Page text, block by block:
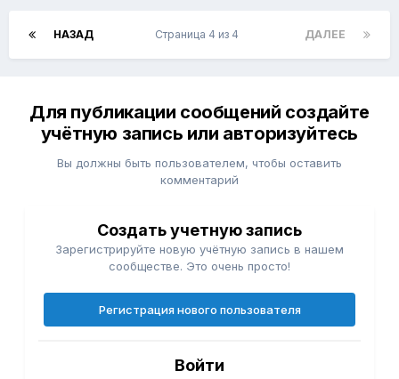
НАЗАД ДАЛЕЕ
Страница 4 из 4
Для публикации сообщений создайте
учётную запись или авторизуйтесь
Вы должны быть пользователем, чтобы оставить
комментарий
Создать учетную запись
Зарегистрируйте новую учётную запись в нашем
сообществе. Это очень просто!
Регистрация нового пользователя
Войти